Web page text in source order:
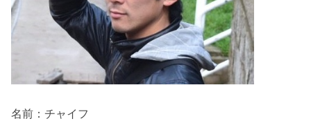
名前：チャイフ